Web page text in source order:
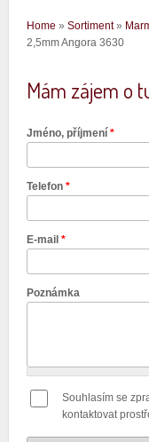
Jste zde
Home » Sortiment»
2,5mm Angora 3630
Mám zájem o
Jméno, příjmení *
Telefon *
E-mail *
Poznámka
Souhlasím se
kontaktovat